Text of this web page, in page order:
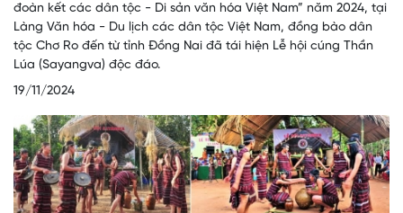
đoàn kết các dân tộc - Di sản văn hóa Việt Nam” năm 2024, tại
Làng Văn hóa - Du lịch các dân tộc Việt Nam, đồng bào dân
tộc Chơ Ro đến từ tỉnh Đồng Nai đã tái hiện Lễ hội cúng Thần
Lúa (Sayangva) độc đáo.
19/11/2024